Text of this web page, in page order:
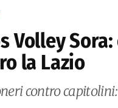
Volley
la Lazio
contro